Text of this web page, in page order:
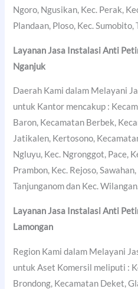
Ngoro, Ngusikan, Kec. Perak,
Plandaan, Ploso, Kec.
Layanan Jasa Instalasi Anti
Nganjuk
Daerah Kami dalam Melayani
untuk Kantor mencakup :
Baron, Kecamatan Berbek,
Jatikalen, Kertosono,
Ngluyu, Kec. Ngronggot, Pace,
Prambon, Kec. Rejoso,
Tanjunganom dan Kec.
Layanan Jasa Instalasi Anti
Lamongan
Region Kami dalam Melayani
untuk Aset Komersil meliputi :
Brondong, Kecamatan Deket,